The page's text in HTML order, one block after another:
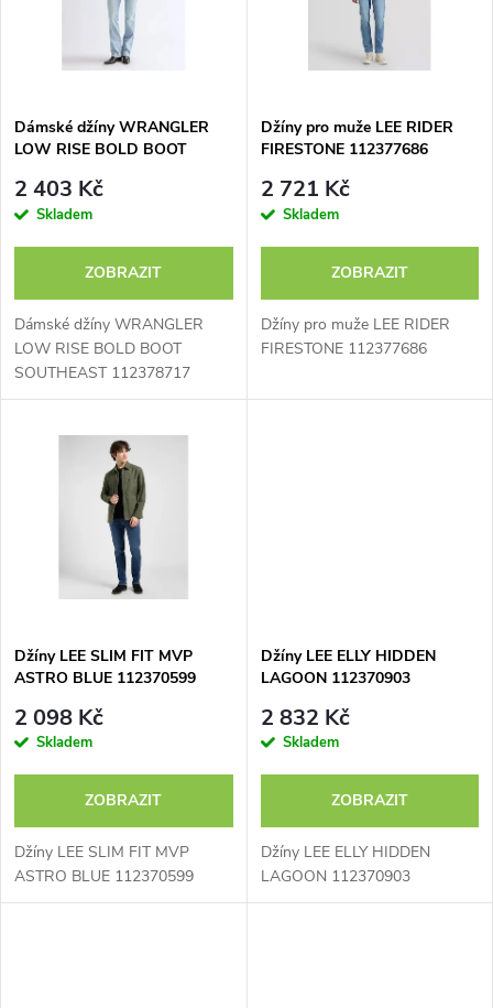
p
r
o
d
u
s
p
r
d
u
Dámské džíny WRANGLER
LOW RISE BOLD BOOT
2 403 Kč
Skladem
ZOBRAZIT
Dámské džíny WRANGLER
LOW RISE BOLD BOOT
SOUTHEAST 112378717
Džíny pro muže LEE RIDER
FIRESTONE 112377686
2 721 Kč
Skladem
ZOBRAZIT
Džíny pro muže LEE RIDER
FIRESTONE 112377686
Džíny LEE SLIM FIT MVP
ASTRO BLUE 112370599
2 098 Kč
Skladem
ZOBRAZIT
Džíny LEE SLIM FIT MVP
ASTRO BLUE 112370599
Džíny LEE ELLY HIDDEN
LAGOON 112370903
2 832 Kč
Skladem
ZOBRAZIT
Džíny LEE ELLY HIDDEN
LAGOON 112370903